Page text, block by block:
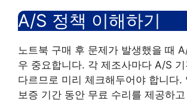
A/S 정책 이해하기
노트북 구매 후 문제가 발생했을 때
우 중요합니다. 각 제조사마다 A/S
다르므로 미리 체크해두어야 합니다.
보증 기간 동안 무료 수리를 제공하